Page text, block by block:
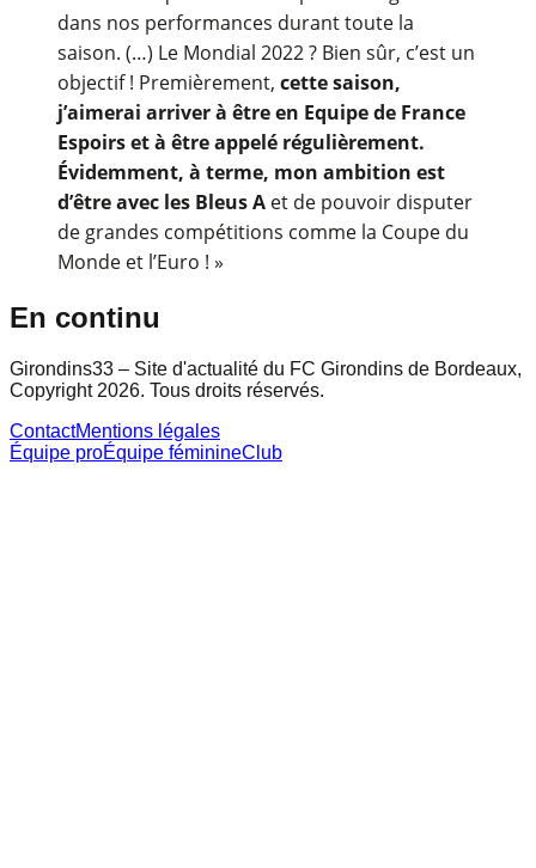
dans nos performances durant toute la
saison. (…) Le Mondial 2022 ? Bien sûr, c’est un
objectif ! Premièrement, cette saison,
j’aimerai arriver à être en Equipe de France
Espoirs et à être appelé régulièrement.
Évidemment, à terme, mon ambition est
d’être avec les Bleus A et de pouvoir disputer
de grandes compétitions comme la Coupe du
Monde et l’Euro ! »
En continu
Girondins33 – Site d'actualité du FC Girondins de Bordeaux,
Copyright 2026. Tous droits réservés.
ContactMentions légales
Équipe proÉquipe féminineClub